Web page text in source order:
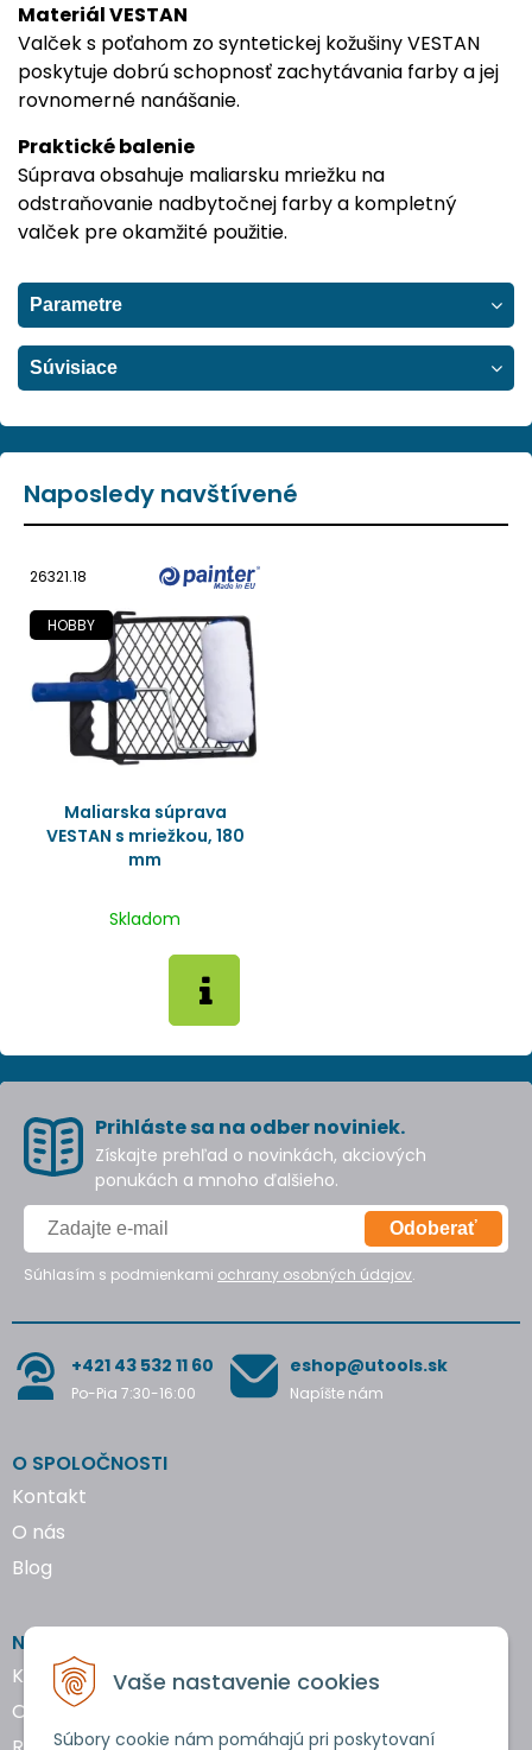
Vaše nastavenie cookies
Súbory cookie nám pomáhajú pri poskytovaní
Materiál VESTAN
Valček s poťahom zo syntetickej kožušiny VESTAN
poskytuje dobrú schopnosť zachytávania farby a jej
rovnomerné nanášanie.
Praktické balenie
Súprava obsahuje maliarsku mriežku na
odstraňovanie nadbytočnej farby a kompletný
valček pre okamžité použitie.
Parametre
Súvisiace
Naposledy navštívené
26321.18
HOBBY
Maliarska súprava
VESTAN s mriežkou, 180
mm
Skladom
Prihláste sa na odber noviniek.
Získajte prehľad o novinkách, akciových
ponukách a mnoho ďalšieho.
Odoberať
Súhlasím s podmienkami ochrany osobných údajov.
+421 43 532 11 60
Po-Pia 7:30-16:00
eshop@utools.sk
Napíšte nám
O SPOLOČNOSTI
Kontakt
O nás
Blog
NAKUPOVANIE
Katalógy náradia
Obchodné podmienky